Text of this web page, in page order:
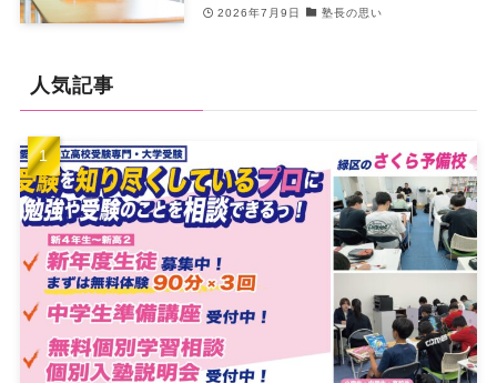
2026年7月9日 塾長の思い
人気記事